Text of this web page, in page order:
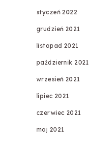
styczeń 2022
grudzień 2021
listopad 2021
październik 2021
wrzesień 2021
lipiec 2021
czerwiec 2021
maj 2021